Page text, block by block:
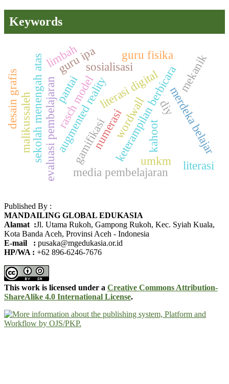
Keywords
numerasiketerampilan berbicara
augmented reality merdeka belajar
kahoot
wordwall
evaluasi pembelajaran literasi digital
media pembelajaran
sekolah menengah atas sosialisasi
guru fisika
guru ipa
rasch model
gamifikasi
limbah mekanik
umkm
pantai
malikussaleh
literasi
desain grafis diy
Published By :
MANDAILING GLOBAL EDUKASIA
Alamat :Jl. Utama Rukoh, Gampong Rukoh, Kec. Syiah Kuala,
Kota Banda Aceh, Provinsi Aceh - Indonesia
E-mail : pusaka@mgedukasia.or.id
HP/WA : +62 896-6246-7676
This work is licensed under a Creative Commons Attribution-
ShareAlike 4.0 International License.